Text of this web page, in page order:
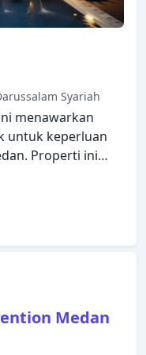
Syariah
menawarkan
untuk keperluan
Properti ini
di semua kamar,
kursi roda,
hal yang dapat
butuhkan untuk
kamar
di kamar
ke pusat
Medan